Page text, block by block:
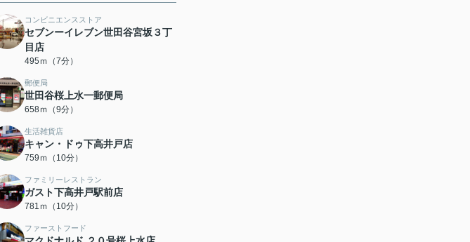
コンビニエンスストア
セブンーイレブン世田谷宮坂３丁
目店
495ｍ（7分）
郵便局
世田谷桜上水一郵便局
658ｍ（9分）
生活雑貨店
キャン・ドゥ下高井戸店
759ｍ（10分）
ファミリーレストラン
ガスト下高井戸駅前店
781ｍ（10分）
ファーストフード